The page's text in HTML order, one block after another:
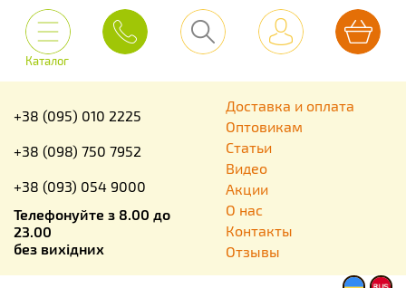
Каталог
+38 (095) 010 2225
+38 (098) 750 7952
+38 (093) 054 9000
Телефонуйте з 8.00 до
23.00
без вихідних
Доставка и оплата
Оптовикам
Статьи
Видео
Акции
О нас
Контакты
Отзывы